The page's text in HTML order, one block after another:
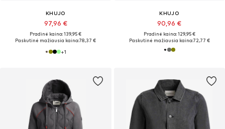
KHUJO
97,96 €
Pradinė kaina: 139,95 €
Paskutinė mažiausia kaina:78,37 €
+1
KHUJO
90,96 €
Pradinė kaina: 129,95 €
Paskutinė mažiausia kaina:72,77 €